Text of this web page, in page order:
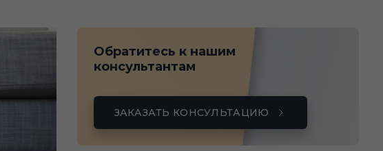
Обратитесь к нашим
консультантам
ЗАКАЗАТЬ КОНСУЛЬТАЦИЮ